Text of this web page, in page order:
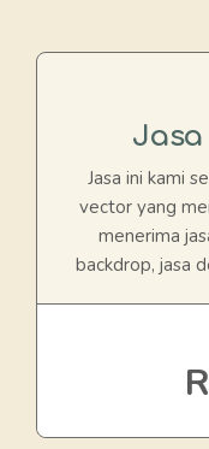
Jasa
Jasa ini kami
vector yang
menerima
backdrop, jasa